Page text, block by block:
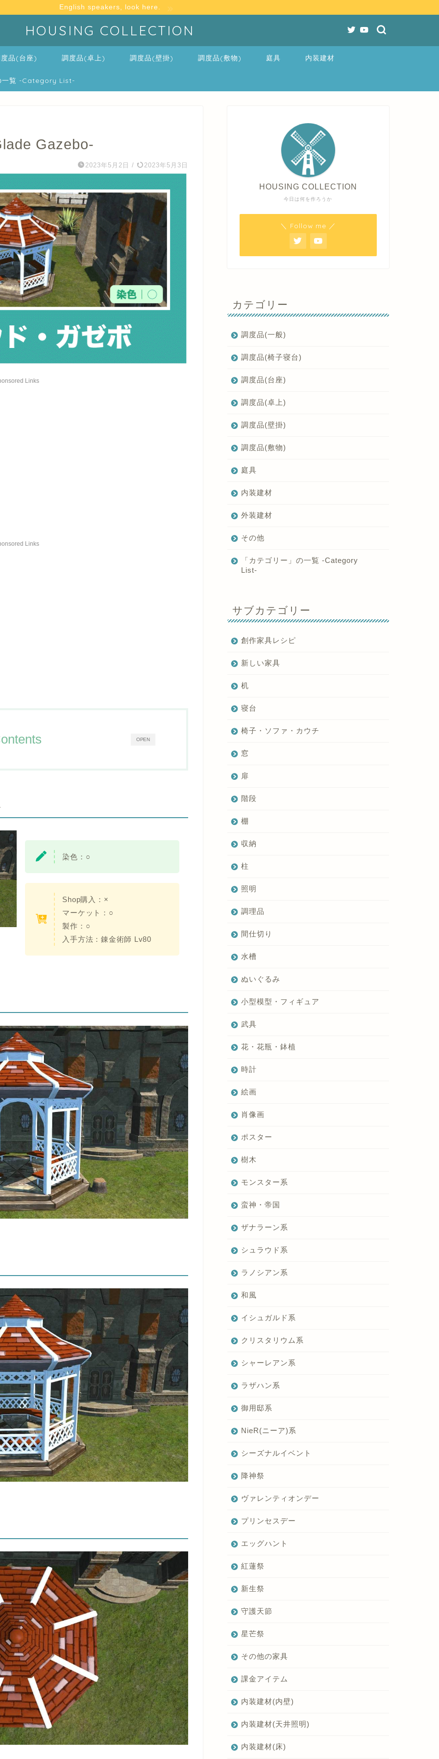
English speakers, look here.
HOUSING COLLECTION
品(台座) 調度品(卓上) 調度品(壁掛) 調度品(敷物) 庭具 内装建材
一覧 -Category List-
Gazebo-
2023年5月2日 / 2023年5月3日
Links
Links
OPEN
染色：○
Shop購入：×
マーケット：○
製作：○
入手方法：錬金術師 Lv80
今日は何を作ろうか
HOUSING COLLECTION
＼ Follow me ／
カテゴリー
調度品(一般)
調度品(椅子寝台)
調度品(台座)
調度品(卓上)
調度品(壁掛)
調度品(敷物)
庭具
内装建材
外装建材
その他
「カテゴリー」の一覧 -Category
List-
サブカテゴリー
創作家具レシピ
新しい家具
机
寝台
椅子・ソファ・カウチ
窓
扉
階段
棚
収納
柱
照明
調理品
間仕切り
水槽
ぬいぐるみ
小型模型・フィギュア
武具
花・花瓶・鉢植
時計
絵画
肖像画
ポスター
樹木
モンスター系
蛮神・帝国
ザナラーン系
シュラウド系
ラノシアン系
和風
イシュガルド系
クリスタリウム系
シャーレアン系
ラザハン系
御用邸系
NieR(ニーア)系
シーズナルイベント
降神祭
ヴァレンティオンデー
プリンセスデー
エッグハント
紅蓮祭
新生祭
守護天節
星芒祭
その他の家具
課金アイテム
内装建材(内壁)
内装建材(天井照明)
内装建材(床)